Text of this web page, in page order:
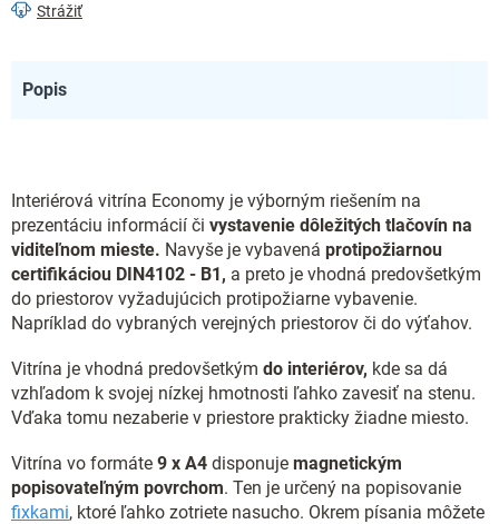
Strážiť
Popis
Interiérová vitrína Economy je výborným riešením na
prezentáciu informácií či vystavenie dôležitých tlačovín na
viditeľnom mieste. Navyše je vybavená protipožiarnou
certifikáciou DIN4102 - B1, a preto je vhodná predovšetkým
do priestorov vyžadujúcich protipožiarne vybavenie.
Napríklad do vybraných verejných priestorov či do výťahov.
Vitrína je vhodná predovšetkým do interiérov, kde sa dá
vzhľadom k svojej nízkej hmotnosti ľahko zavesiť na stenu.
Vďaka tomu nezaberie v priestore prakticky žiadne miesto.
Vitrína vo formáte 9 x A4 disponuje magnetickým
popisovateľným povrchom. Ten je určený na popisovanie
fixkami, ktoré ľahko zotriete nasucho. Okrem písania môžete